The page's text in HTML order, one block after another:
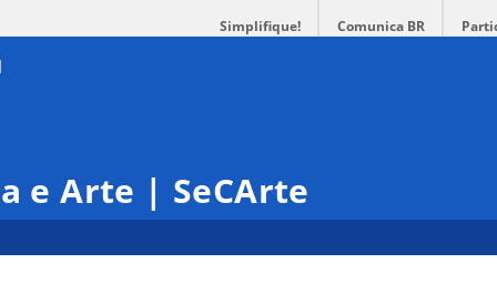
Simplifique! Comunica BR
e Arte | SeCArte